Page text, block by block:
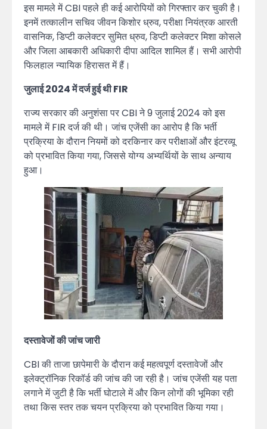
इस मामले में CBI पहले ही कई आरोपियों को गिरफ्तार कर चुकी है।
इनमें तत्कालीन सचिव जीवन किशोर ध्रुव, परीक्षा नियंत्रक आरती
वासनिक, डिप्टी कलेक्टर सुमित ध्रुव, डिप्टी कलेक्टर मिशा कोसले
और जिला आबकारी अधिकारी दीपा आदिल शामिल हैं। सभी आरोपी
फिलहाल न्यायिक हिरासत में हैं।
जुलाई 2024 में दर्ज हुई थी FIR
राज्य सरकार की अनुशंसा पर CBI ने 9 जुलाई 2024 को इस
मामले में FIR दर्ज की थी। जांच एजेंसी का आरोप है कि भर्ती
प्रक्रिया के दौरान नियमों को दरकिनार कर परीक्षाओं और इंटरव्यू
को प्रभावित किया गया, जिससे योग्य अभ्यर्थियों के साथ अन्याय
हुआ।
दस्तावेजों की जांच जारी
CBI की ताजा छापेमारी के दौरान कई महत्वपूर्ण दस्तावेजों और
इलेक्ट्रॉनिक रिकॉर्ड की जांच की जा रही है। जांच एजेंसी यह पता
लगाने में जुटी है कि भर्ती घोटाले में और किन लोगों की भूमिका रही
तथा किस स्तर तक चयन प्रक्रिया को प्रभावित किया गया।